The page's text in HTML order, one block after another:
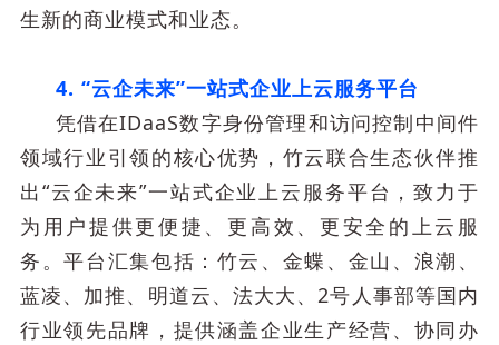
生新的商业模式和业态。
4. “云企未来”一站式企业上云服务平台
凭借在IDaaS数字身份管理和访问控制中间件
领域行业引领的核心优势，竹云联合生态伙伴推
出“云企未来”一站式企业上云服务平台，致力于
为用户提供更便捷、更高效、更安全的上云服
务。平台汇集包括：竹云、金蝶、金山、浪潮、
蓝凌、加推、明道云、法大大、2号人事部等国内
行业领先品牌，提供涵盖企业生产经营、协同办